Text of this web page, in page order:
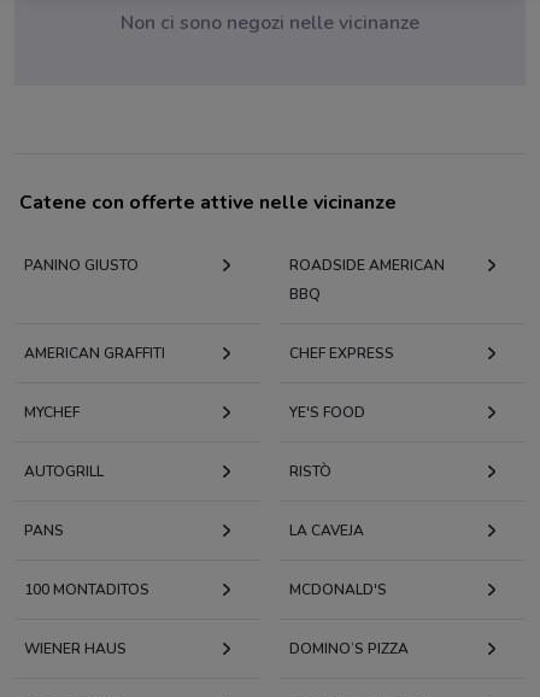
Non ci sono negozi nelle vicinanze
Catene con offerte attive nelle vicinanze
PANINO GIUSTO
ROADSIDE AMERICAN
BBQ
AMERICAN GRAFFITI CHEF EXPRESS
MYCHEF YE'S FOOD
AUTOGRILL RISTÒ
PANS LA CAVEJA
100 MONTADITOS MCDONALD'S
WIENER HAUS DOMINO’S PIZZA